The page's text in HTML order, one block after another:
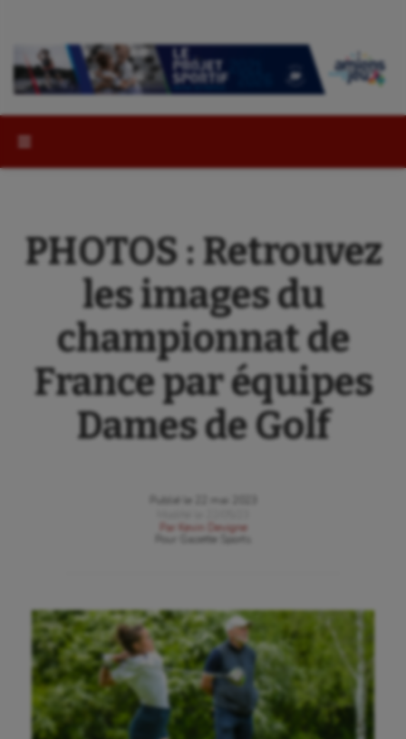
PHOTOS : Retrouvez
les images du
championnat de
France par équipes
Dames de Golf
Publié le
22 mai 2023
Par
Kevin Devigne
Gazette Sports